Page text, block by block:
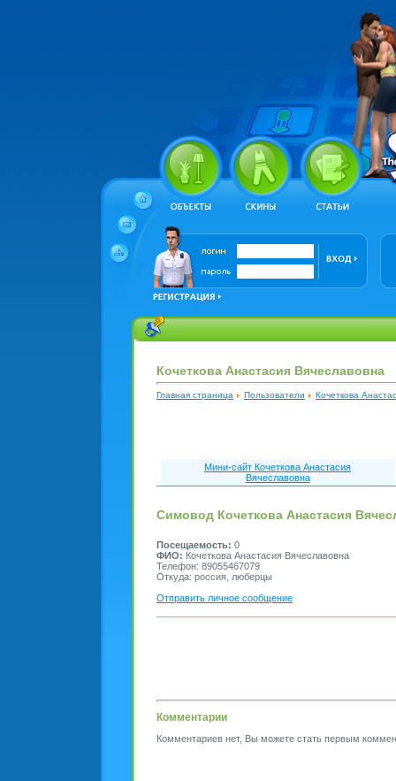
Кочеткова Анастасия Вячеславовна
Главная страница Пользователи Кочеткова
Мини-сайт Кочеткова Анастасия
Вячеславовна
Симовод Кочеткова Анастасия
Посещаемость: 0
ФИО: Кочеткова Анастасия Вячеславовна
Телефон: 89055467079
Откуда: россия, люберцы
Отправить личное сообщение
Комментарии
Комментариев нет, Вы можете стать первым